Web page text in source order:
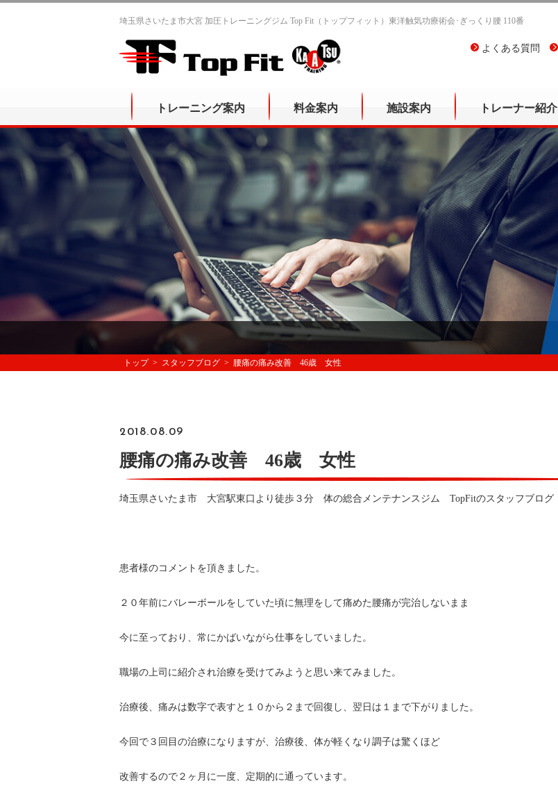
埼玉県さいたま市大宮 加圧トレーニングジム Top Fit（トップフィット）東洋触気功療術会･ぎっくり腰 110番
よくある質問
トレーニング案内 料金案内 施設案内 トレーナー紹介
トップ スタッフブログ 腰痛の痛み改善 46歳 女性
2018.08.09
腰痛の痛み改善 46歳 女性
埼玉県さいたま市 大宮駅東口より徒歩３分 体の総合メンテナンスジム TopFitのスタッフブログ
患者様のコメントを頂きました。
２０年前にバレーボールをしていた頃に無理をして痛めた腰痛が完治しないまま
今に至っており、常にかばいながら仕事をしていました。
職場の上司に紹介され治療を受けてみようと思い来てみました。
治療後、痛みは数字で表すと１０から２まで回復し、翌日は１まで下がりました。
今回で３回目の治療になりますが、治療後、体が軽くなり調子は驚くほど
改善するので２ヶ月に一度、定期的に通っています。